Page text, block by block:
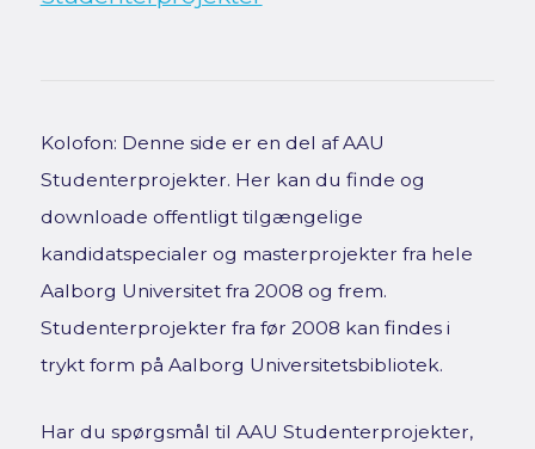
Kolofon: Denne side er en del af AAU
Studenterprojekter. Her kan du finde og
downloade offentligt tilgængelige
kandidatspecialer og masterprojekter fra hele
Aalborg Universitet fra 2008 og frem.
Studenterprojekter fra før 2008 kan findes i
trykt form på Aalborg Universitetsbibliotek.
Har du spørgsmål til AAU Studenterprojekter,